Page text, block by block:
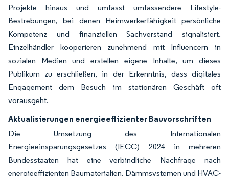
Projekte hinaus und umfasst umfassendere Lifestyle-
Bestrebungen, bei denen Heimwerkerfähigkeit persönliche
Kompetenz und finanziellen Sachverstand signalisiert.
Einzelhändler kooperieren zunehmend mit Influencern in
sozialen Medien und erstellen eigene Inhalte, um dieses
Publikum zu erschließen, in der Erkenntnis, dass digitales
Engagement dem Besuch im stationären Geschäft oft
vorausgeht.
Aktualisierungen energieeffizienter Bauvorschriften
Die Umsetzung des Internationalen
Energieeinsparungsgesetzes (IECC) 2024 in mehreren
Bundesstaaten hat eine verbindliche Nachfrage nach
energieeffizienten Baumaterialien, Dämmsystemen und HVAC-